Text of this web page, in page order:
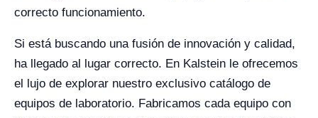
correcto funcionamiento.
Si está buscando una fusión de innovación y calidad,
ha llegado al lugar correcto. En Kalstein le ofrecemos
el lujo de explorar nuestro exclusivo catálogo de
equipos de laboratorio. Fabricamos cada equipo con